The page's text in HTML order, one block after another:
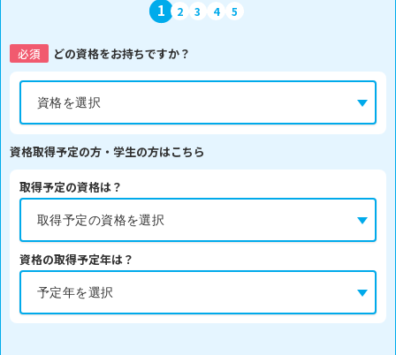
1 2 3 4 5
必須 どの資格をお持ちですか？
資格取得予定の方・学生の方はこちら
取得予定の資格は？
資格の取得予定年は？